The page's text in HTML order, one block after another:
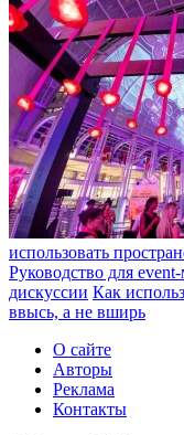
использовать
Руководство для
дискуссии Как
ввысь, а не вширь
О сайте
Авторы
Реклама
Контакты